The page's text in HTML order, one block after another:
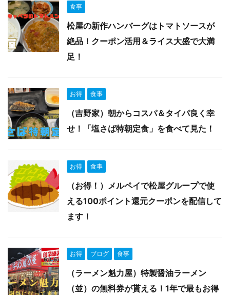
食事
松屋の新作ハンバーグはトマトソースが
絶品！クーポン活用＆ライス大盛で大満
足！
お得 食事
（吉野家）朝からコスパ＆タイパ良く幸
せ！「塩さば特朝定食」を食べて見た！
お得 食事
（お得！）メルペイで松屋グループで使
える100ポイント還元クーポンを配信して
ます！
お得 ブログ 食事
（ラーメン魁力屋）特製醤油ラーメン
（並）の無料券が貰える！1年で最もお得